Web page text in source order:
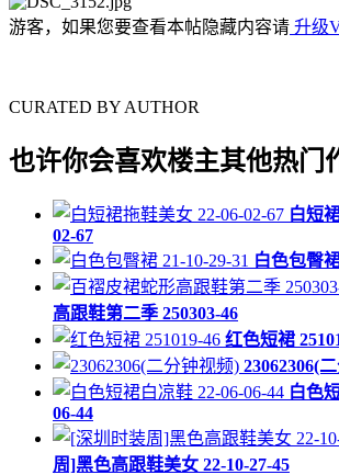
游客，如果您要查看本帖隐藏内容请 升级
CURATED BY AUTHOR
也许你会喜欢楼主其他热门
白短
02-67
白色包臀
高跟鞋第二季 250303-46
红色短裙
23062306(
白色
06-44
周]黑色高跟鞋美女 22-10-27-45